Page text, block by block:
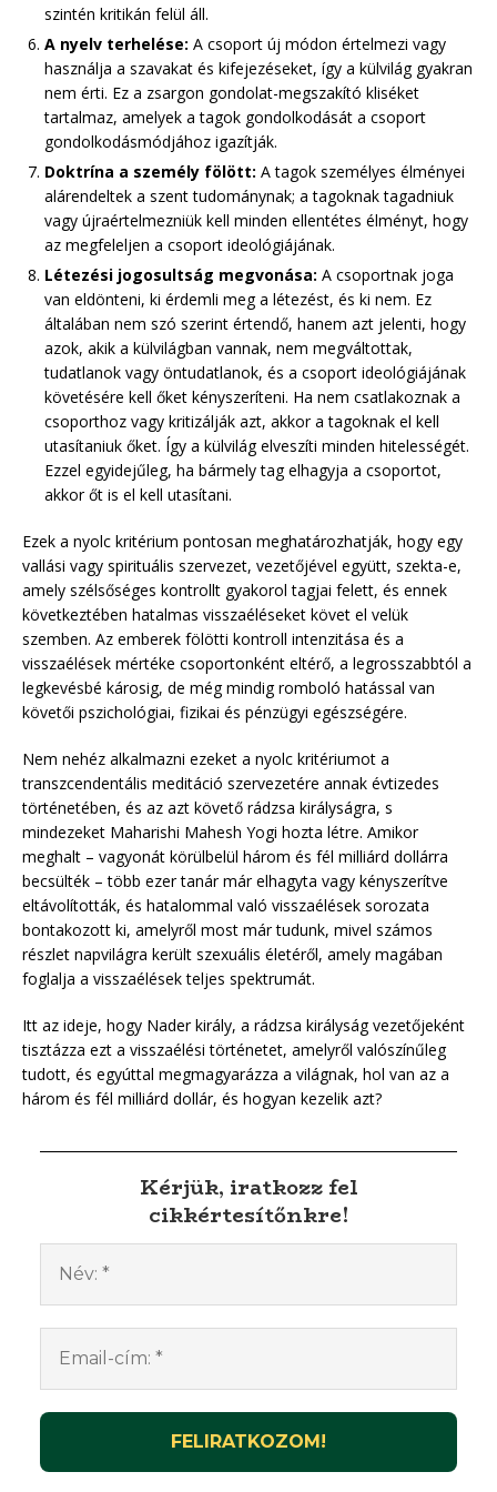
szintén kritikán felül áll.
A nyelv terhelése: A csoport új módon értelmezi vagy
használja a szavakat és kifejezéseket, így a külvilág gyakran
nem érti. Ez a zsargon gondolat-megszakító kliséket
tartalmaz, amelyek a tagok gondolkodását a csoport
gondolkodásmódjához igazítják.
Doktrína a személy fölött: A tagok személyes élményei
alárendeltek a szent tudománynak; a tagoknak tagadniuk
vagy újraértelmezniük kell minden ellentétes élményt, hogy
az megfeleljen a csoport ideológiájának.
Létezési jogosultság megvonása: A csoportnak joga
van eldönteni, ki érdemli meg a létezést, és ki nem. Ez
általában nem szó szerint értendő, hanem azt jelenti, hogy
azok, akik a külvilágban vannak, nem megváltottak,
tudatlanok vagy öntudatlanok, és a csoport ideológiájának
követésére kell őket kényszeríteni. Ha nem csatlakoznak a
csoporthoz vagy kritizálják azt, akkor a tagoknak el kell
utasítaniuk őket. Így a külvilág elveszíti minden hitelességét.
Ezzel egyidejűleg, ha bármely tag elhagyja a csoportot,
akkor őt is el kell utasítani.
Ezek a nyolc kritérium pontosan meghatározhatják, hogy egy
vallási vagy spirituális szervezet, vezetőjével együtt, szekta-e,
amely szélsőséges kontrollt gyakorol tagjai felett, és ennek
következtében hatalmas visszaéléseket követ el velük
szemben. Az emberek fölötti kontroll intenzitása és a
visszaélések mértéke csoportonként eltérő, a legrosszabbtól a
legkevésbé károsig, de még mindig romboló hatással van
követői pszichológiai, fizikai és pénzügyi egészségére.
Nem nehéz alkalmazni ezeket a nyolc kritériumot a
transzcendentális meditáció szervezetére annak évtizedes
történetében, és az azt követő rádzsa királyságra, s
mindezeket Maharishi Mahesh Yogi hozta létre. Amikor
meghalt – vagyonát körülbelül három és fél milliárd dollárra
becsülték – több ezer tanár már elhagyta vagy kényszerítve
eltávolították, és hatalommal való visszaélések sorozata
bontakozott ki, amelyről most már tudunk, mivel számos
részlet napvilágra került szexuális életéről, amely magában
foglalja a visszaélések teljes spektrumát.
Itt az ideje, hogy Nader király, a rádzsa királyság vezetőjeként
tisztázza ezt a visszaélési történetet, amelyről valószínűleg
tudott, és egyúttal megmagyarázza a világnak, hol van az a
három és fél milliárd dollár, és hogyan kezelik azt?
Kérjük, iratkozz fel
cikkértesítőnkre!